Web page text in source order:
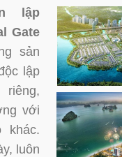
lập
Gate
sản
lập
với
khác.
luôn